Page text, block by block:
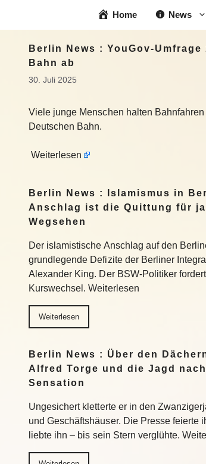
Home News
Berlin News : YouGov-
Bahn ab
30. Juli 2025
Viele junge Menschen halten
Deutschen Bahn.
Weiterlesen
Berlin News : Islamismus in
Anschlag ist die Quittung für
Wegsehen
Der islamistische Anschlag auf den
grundlegende Defizite der Berliner
Alexander King. Der BSW-Politiker
Kurswechsel. Weiterlesen
Weiterlesen
Berlin News : Über den
Alfred Torge und die Jagd
Sensation
Ungesichert kletterte er in den
und Geschäftshäuser. Die Presse feierte
liebte ihn – bis sein Stern verglühte.